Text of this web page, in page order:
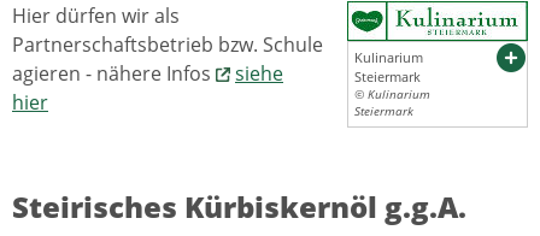
Kulinarium
Steiermark
© Kulinarium
Steiermark
Hier dürfen wir als
Partnerschaftsbetrieb bzw. Schule
agieren - nähere Infos
siehe
hier
Steirisches Kürbiskernöl g.g.A.